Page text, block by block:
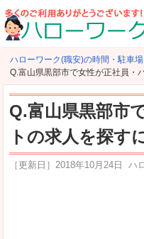
ハローワーク(職安)の時間・駐車
Q.富山県黒部市で女性が正社員・
Q.富山県黒部市
トの求人を探す
［更新日］ 2018年10月24日 ハ